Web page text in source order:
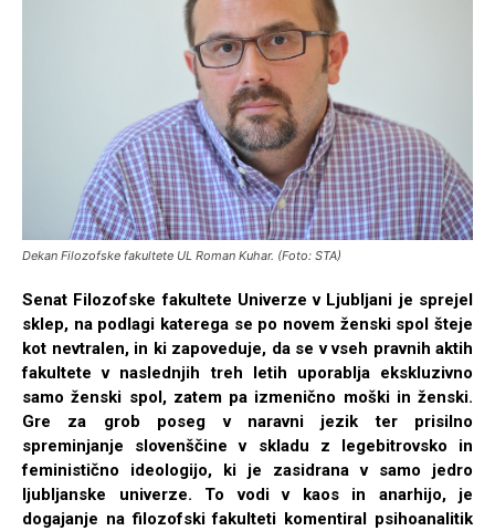
Dekan Filozofske fakultete UL Roman Kuhar. (Foto: STA)
Senat Filozofske fakultete Univerze v Ljubljani je sprejel
sklep, na podlagi katerega se po novem ženski spol šteje
kot nevtralen, in ki zapoveduje, da se v vseh pravnih aktih
fakultete v naslednjih treh letih uporablja ekskluzivno
samo ženski spol, zatem pa izmenično moški in ženski.
Gre za grob poseg v naravni jezik ter prisilno
spreminjanje slovenščine v skladu z legebitrovsko in
feministično ideologijo, ki je zasidrana v samo jedro
ljubljanske univerze. To vodi v kaos in anarhijo, je
dogajanje na filozofski fakulteti komentiral psihoanalitik